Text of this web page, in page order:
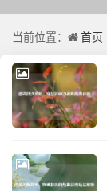
当前位置： 首页